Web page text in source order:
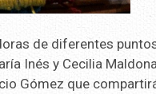
de diferentes
Inés y Cecilia
Gómez que